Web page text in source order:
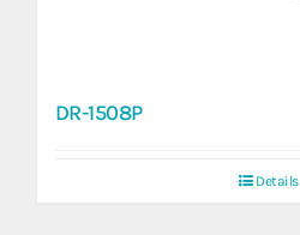
DR-1508P
Details